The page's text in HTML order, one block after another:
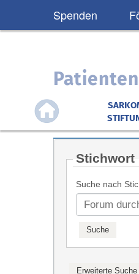
Spenden
Stichwort
Suche nach